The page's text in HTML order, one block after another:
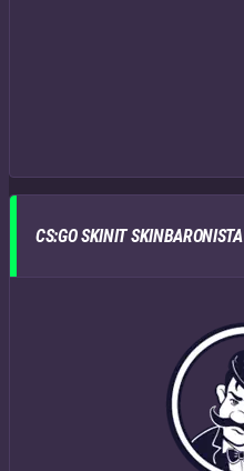
CS:GO SKINIT SKINBARONISTA